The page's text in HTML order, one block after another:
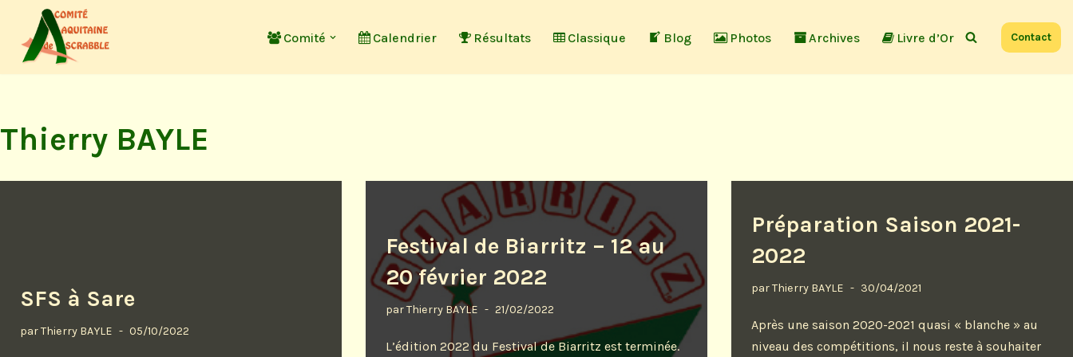
Aller
au
Comité Calendrier Résultats Classique Blog Photos Archives Livre d’Or Contact
Thierry BAYLE
SFS à Sare
parThierry BAYLE 05/10/2022
Festival de Biarritz – 12 au
20 février 2022
parThierry BAYLE 21/02/2022
L’édition 2022 du Festival de Biarritz est terminée.
Préparation Saison 2021-
2022
parThierry BAYLE 30/04/2021
Après une saison 2020-2021 quasi « blanche » au
niveau des compétitions, il nous reste à souhaiter